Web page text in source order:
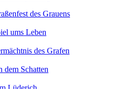
des Grauens
ums Leben
des Grafen
dem Schatten